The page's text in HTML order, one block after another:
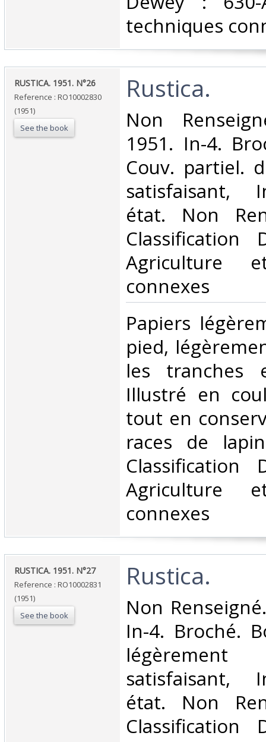
techniques
‎RUSTICA. 1951. N°26‎
Reference : RO10002830
(1951)
See the book
‎Rustica.‎
‎Non
1951. In-4.
Couv. partiel.
satisfaisant,
état. Non
Classification
Agriculture
connexes‎
‎Papiers
pied,
les
Illustré en
tout en
races de
Classification
Agriculture
connexes‎
‎RUSTICA. 1951. N°27‎
Reference : RO10002831
(1951)
See the book
‎Rustica.‎
‎Non
In-4. Broché.
satisfaisant,
état. Non
Classification